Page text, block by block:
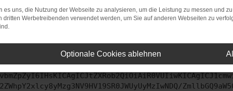
auf dem neuesten Stand sind.
kann auch dazu führen, dass bestimmte Funktionen nicht
uns bitte. Wir werden versuchen, das Problem zu
es uns, die Nutzung der Webseite zu analysieren, um die Leistung zu messen und
dritten Werbetreibenden verwendet werden, um Sie auf anderen Webseiten zu
Optionale Cookies ablehnen